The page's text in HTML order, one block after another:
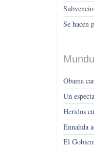
Se hacen
Obama
Un
Heridos
Ennahda
El